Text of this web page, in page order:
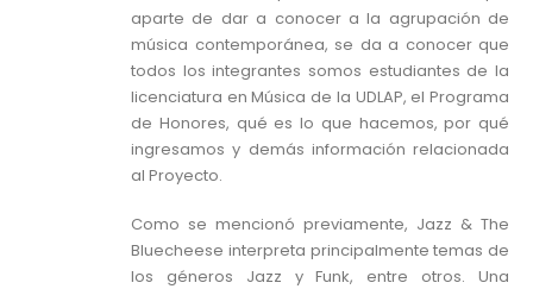
aparte de dar a conocer a la agrupación de
música contemporánea, se da a conocer que
todos los integrantes somos estudiantes de la
licenciatura en Música de la UDLAP, el Programa
de Honores, qué es lo que hacemos, por qué
ingresamos y demás información relacionada
al Proyecto.
Como se mencionó previamente, Jazz & The
Bluecheese interpreta principalmente temas de
los géneros Jazz y Funk, entre otros. Una